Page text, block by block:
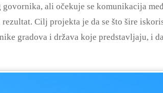
ali očekuje se komunikacija
Cilj projekta je da se što šire
gradova i država koje predstavljaju, i